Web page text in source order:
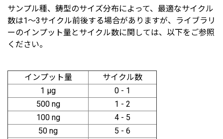
サンプル種、鋳型のサイズ分布によって、最適なサイクル
数は1～3サイクル前後する場合がありますが、ライブラリ
ーのインプット量とサイクル数に関しては、以下をご参照
ください。
インプット量
サイクル数
1 μg
0 - 1
500 ng
1 - 2
100 ng
4 - 5
50 ng
5 - 6